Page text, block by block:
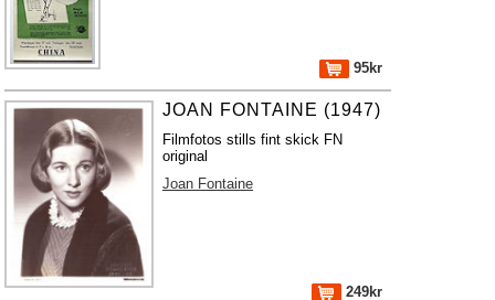
95kr
JOAN FONTAINE (1947)
Filmfotos stills fint skick FN
original
Joan Fontaine
249kr